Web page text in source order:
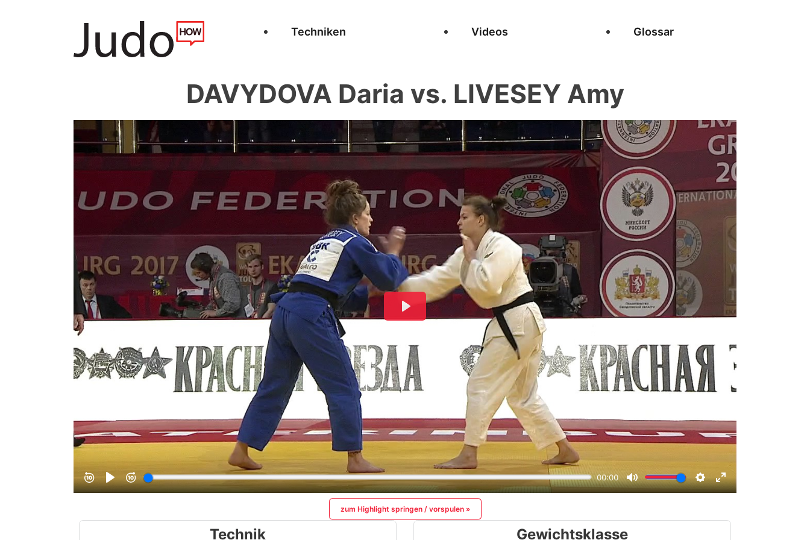
Techniken Videos Glossar
DAVYDOVA Daria vs. LIVESEY Amy
zum Highlight springen / vorspulen »
Technik Gewichtsklasse